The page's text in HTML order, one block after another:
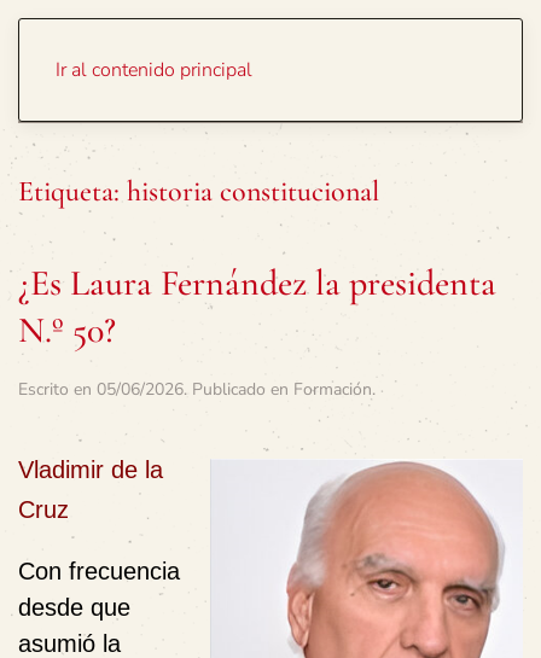
Ir al contenido principal
Etiqueta: historia constitucional
¿Es Laura Fernández la presidenta
N.º 50?
Escrito en 05/06/2026. Publicado en Formación.
Vladimir de la
Cruz
Con frecuencia
desde que
asumió la